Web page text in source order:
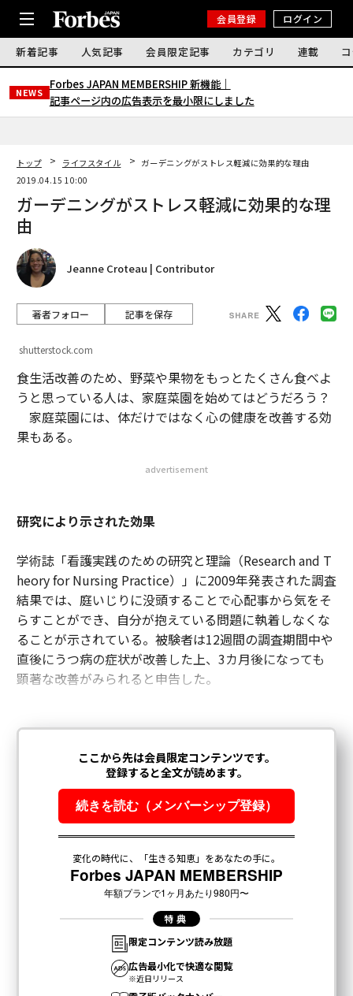
会員登録 ログイン
新着記事 人気記事 会員限定記事 カテゴリ 連載
NEWS
Forbes JAPAN MEMBERSHIP 新機能｜
記事ページ内の広告表示を最小限にしました
トップ ライフスタイル
ガーデニングがストレス軽減に効果的な理由
2019.04.15 10:00
ガーデニングがストレス軽減に効果的な理
由
Jeanne Croteau | Contributor
著者フォロー 記事を保存
shutterstock.com
食生活改善のため、野菜や果物をもっとたくさん食べよ
うと思っている人は、家庭菜園を始めてはどうだろう？
家庭菜園には、体だけではなく心の健康を改善する効
果もある。
advertisement
研究により示された効果
学術誌「看護実践のための研究と理論（Research and T
heory for Nursing Practice）」に2009年発表された調査
結果では、庭いじりに没頭することで心配事から気をそ
らすことができ、自分が抱えている問題に執着しなくな
ることが示されている。被験者は12週間の調査期間中や
直後にうつ病の症状が改善した上、3カ月後になっても
顕著な改善がみられると申告した。